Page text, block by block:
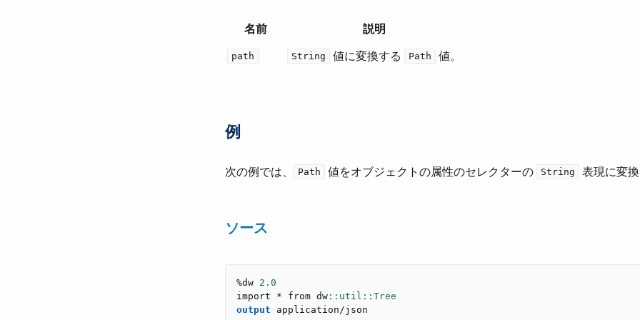
名前 説明
path String ​ 値に変換する ​ Path ​ 値。
例
次の例では、​ Path ​ 値をオブジェクトの属性のセレクターの ​ String 表現に変換
ソース
%dw 2.0
import * from dw
output
application/json